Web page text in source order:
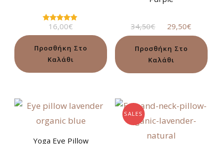
Βαθμολογήθηκε
από 5
16,00€
Προσθήκη Στο
Καλάθι
34,50€
Original
price
was:
34,50€.
29,50€
τιμή
είναι:
29,50€.
Προσθήκη Στο
Καλάθι
Yoga Eye Pillow
SALES